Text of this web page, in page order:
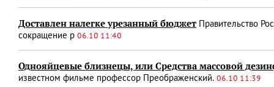
Доставлен налегке урезанный бюджет Правительство
сокращение р 06.10 11:40
Однояйцевые близнецы, или Средства массовой
известном фильме профессор Преображенский. 06.10 11:39